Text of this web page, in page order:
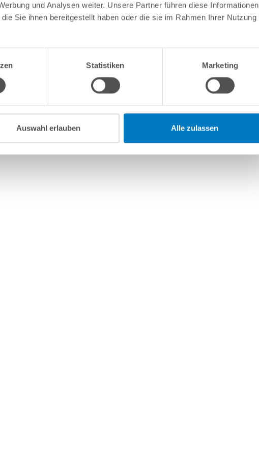
und Analysen weiter. Unsere Partner führen diese Informationen
Sie ihnen bereitgestellt haben oder die sie im Rahmen Ihrer Nutzung
Statistiken Marketing
Auswahl erlauben Alle zulassen